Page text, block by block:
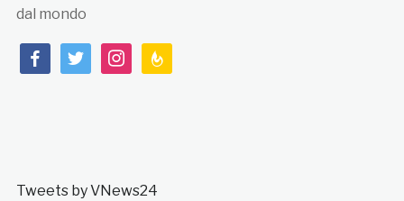
dal mondo
facebooktwitterinstagramfeedburner
Tweets by VNews24